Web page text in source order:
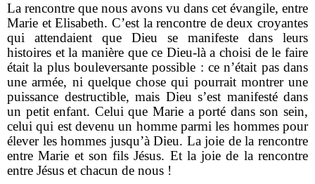
La rencontre que nous avons vu dans cet évangile, entre
Marie et Elisabeth. C’est la rencontre de deux croyantes
qui attendaient que Dieu se manifeste dans leurs
histoires et la manière que ce Dieu-là a choisi de le faire
était la plus bouleversante possible : ce n’était pas dans
une armée, ni quelque chose qui pourrait montrer une
puissance destructible, mais Dieu s’est manifesté dans
un petit enfant. Celui que Marie a porté dans son sein,
celui qui est devenu un homme parmi les hommes pour
élever les hommes jusqu’à Dieu. La joie de la rencontre
entre Marie et son fils Jésus. Et la joie de la rencontre
entre Jésus et chacun de nous !